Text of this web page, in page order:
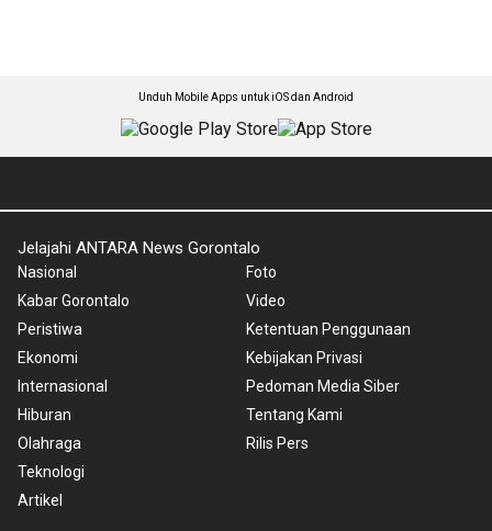
Unduh Mobile Apps untuk iOS dan Android
Jelajahi ANTARA News Gorontalo
Nasional
Kabar Gorontalo
Peristiwa
Ekonomi
Internasional
Hiburan
Olahraga
Teknologi
Artikel
Foto
Video
Ketentuan Penggunaan
Kebijakan Privasi
Pedoman Media Siber
Tentang Kami
Rilis Pers